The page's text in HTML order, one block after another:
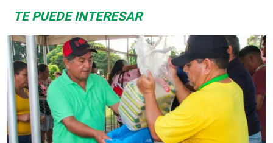
TE PUEDE INTERESAR